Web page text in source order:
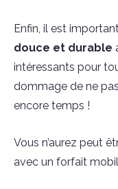
Enfin, il est
douce et durable
intéressants pour
dommage de ne
encore temps !
Vous n’aurez peut
avec un forfait